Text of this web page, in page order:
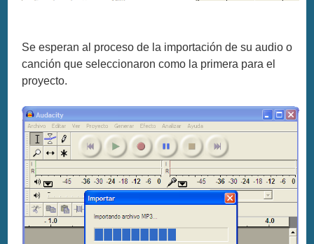
Se esperan al proceso de la importación de su audio o
canción que seleccionaron como la primera para el
proyecto.